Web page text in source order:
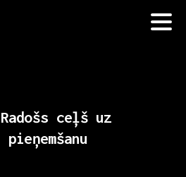
Radošs ceļš uz
pieņemšanu